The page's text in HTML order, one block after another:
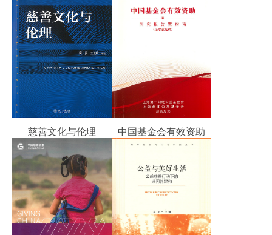
慈善文化与伦理 中国基金会有效资助